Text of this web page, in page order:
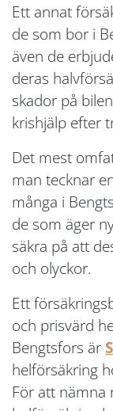
Ett annat
de som bor i
även de
deras
skador på
krishjälp efter
Det mest
man tecknar
många i
de som äger
säkra på att
och olyckor.
Ett
och prisvärd
Bengtsfors är
helförsäkring
För att nämna